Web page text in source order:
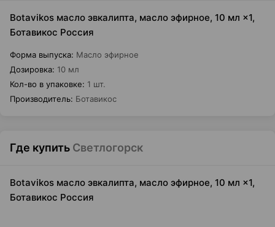
Botavikos масло эвкалипта, масло эфирное, 10 мл ×1,
Ботавикос Россия
Форма выпуска: Масло эфирное
Дозировка: 10 мл
Кол-во в упаковке: 1 шт.
Производитель: Ботавикос
Где купить Светлогорск
Botavikos масло эвкалипта, масло эфирное, 10 мл ×1,
Ботавикос Россия